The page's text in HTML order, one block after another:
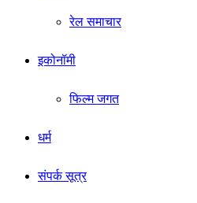
रेल समाचार
इकोनॉमी
फिल्म जगत
धर्म
संपर्क सूत्र